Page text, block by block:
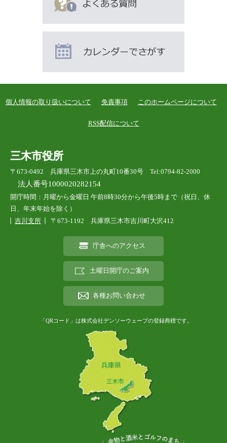
個人情報の取り扱いについて 免責事項 このホームページについて
RSS配信について
三木市役所
〒673-0492 兵庫県三木市上の丸町10番30号 Tel:0794-82-2000
法人番号1000020282154
開庁時間：月曜から金曜日 午前8時30分から午後5時まで（祝日、休
日、年末年始を除く）
吉川支所
〒673-1192 兵庫県三木市吉川町大沢412
庁舎へのアクセス
土曜日開庁のご案内
各種お問い合わせ
「QRコード」は株式会社デンソーウェーブの登録商標です。